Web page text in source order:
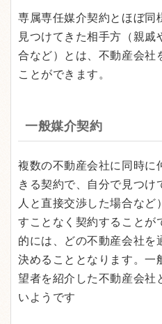
専属専任媒介契約とほぼ同
見つけてきた相手方（親
合など）とは、不動産会社
ことができます。
一般媒介契約
複数の不動産会社に同時に
きる契約で、自分で見つけ
人と直接交渉した場合など
すことなく契約することが
的には、どの不動産会社を
決めることとなります。一
望者を紹介した不動産会社
いようです